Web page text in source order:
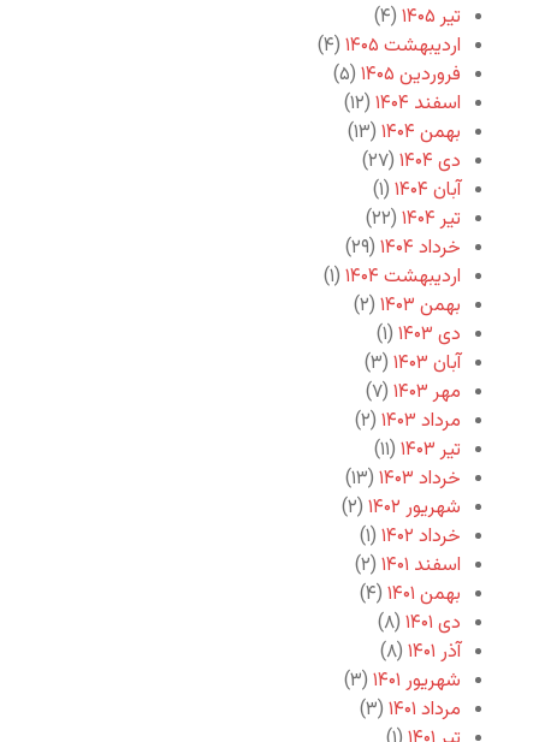
تیر ۱۴۰۵
(۴)
اردیبهشت ۱۴۰۵
(۴)
فروردین ۱۴۰۵
(۵)
اسفند ۱۴۰۴
(۱۲)
بهمن ۱۴۰۴
(۱۳)
دی ۱۴۰۴
(۲۷)
آبان ۱۴۰۴
(۱)
تیر ۱۴۰۴
(۲۲)
خرداد ۱۴۰۴
(۲۹)
اردیبهشت ۱۴۰۴
(۱)
بهمن ۱۴۰۳
(۲)
دی ۱۴۰۳
(۱)
آبان ۱۴۰۳
(۳)
مهر ۱۴۰۳
(۷)
مرداد ۱۴۰۳
(۲)
تیر ۱۴۰۳
(۱۱)
خرداد ۱۴۰۳
(۱۳)
شهریور ۱۴۰۲
(۲)
خرداد ۱۴۰۲
(۱)
اسفند ۱۴۰۱
(۲)
بهمن ۱۴۰۱
(۴)
دی ۱۴۰۱
(۸)
آذر ۱۴۰۱
(۸)
شهریور ۱۴۰۱
(۳)
مرداد ۱۴۰۱
(۳)